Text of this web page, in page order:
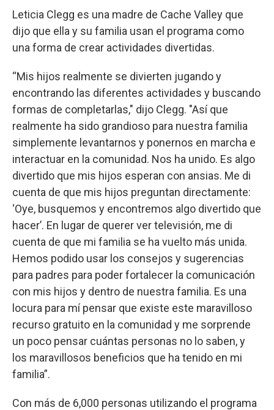
Leticia Clegg es una madre de Cache Valley que
dijo que ella y su familia usan el programa como
una forma de crear actividades divertidas.
“Mis hijos realmente se divierten jugando y
encontrando las diferentes actividades y buscando
formas de completarlas," dijo Clegg. "Así que
realmente ha sido grandioso para nuestra familia
simplemente levantarnos y ponernos en marcha e
interactuar en la comunidad. Nos ha unido. Es algo
divertido que mis hijos esperan con ansias. Me di
cuenta de que mis hijos preguntan directamente:
‘Oye, busquemos y encontremos algo divertido que
hacer’. En lugar de querer ver televisión, me di
cuenta de que mi familia se ha vuelto más unida.
Hemos podido usar los consejos y sugerencias
para padres para poder fortalecer la comunicación
con mis hijos y dentro de nuestra familia. Es una
locura para mí pensar que existe este maravilloso
recurso gratuito en la comunidad y me sorprende
un poco pensar cuántas personas no lo saben, y
los maravillosos beneficios que ha tenido en mi
familia”.
Con más de 6,000 personas utilizando el programa